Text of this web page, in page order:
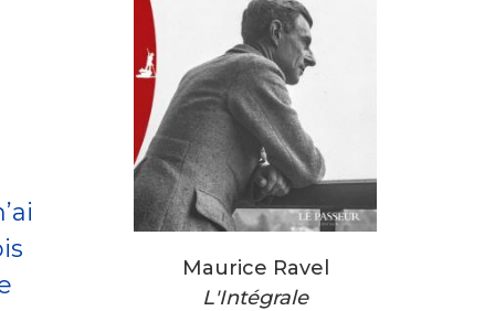
Maurice Ravel
L'Intégrale